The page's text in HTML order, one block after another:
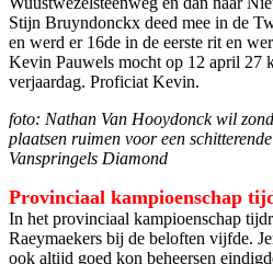
Stijn Bruyndonckx deed mee in de
en werd er 16de in de eerste rit en
Kevin Pauwels mocht op 12 april 27
verjaardag. Proficiat Kevin.
foto: Nathan Van Hooydonck wil
plaatsen ruimen voor een
Vanspringels Diamond
Provinciaal kampioenschap
In het provinciaal kampioenschap
Raeymaekers bij de beloften vijfde.
ook altijd goed kon beheersen